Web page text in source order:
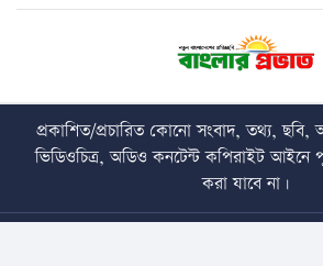
প্রকাশিত/প্রচারিত কোনো সংবাদ, তথ্য, ছবি,
ভিডিওচিত্র, অডিও কনটেন্ট কপিরাইট আইনে
করা যাবে না।